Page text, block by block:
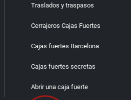
Traslados y traspasos
Cerrajeros Cajas Fuertes
Cajas fuertes Barcelona
Cajas fuertes secretas
Abrir una caja fuerte